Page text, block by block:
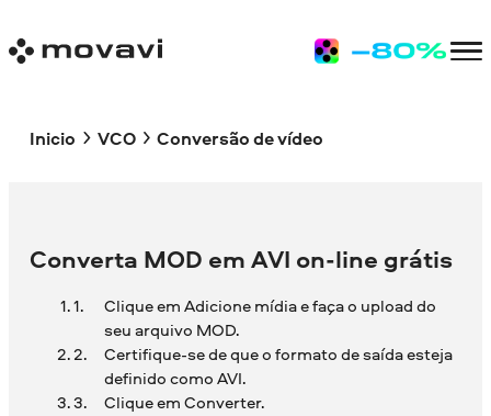
Inicio VCO Conversão de vídeo
Converta MOD em AVI on-line grátis
Clique em Adicione mídia e faça o upload do
seu arquivo MOD.
Certifique-se de que o formato de saída esteja
definido como AVI.
Clique em Converter.